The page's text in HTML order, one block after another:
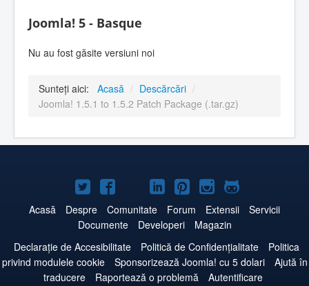
Joomla! 5 - Basque
Nu au fost găsite versiuni noi
Sunteți aici: Acasă / Descărcări /
Joomla! 1.5.1 to 1.5.2 Patch Package (.tar.gz)
Joomla!
pe
Twitter
Joomla!
pe
Facebook
Joomla!
pe
YouTube
Joomla!
pe
LinkedIn
Joomla!
pe
Pinterest
Joomla!
pe
Instagram
Joomla!
pe
Acasă Despre Comunitate Forum Extensii
Servicii
Documente
Developeri
Magazin
Declarație de Accesibilitate
Politică de Confidențialitate
Politica
privind modulele cookie
Sponsorizează Joomla! cu 5 dolari
Ajută în
traducere
Raportează o problemă Autentificare